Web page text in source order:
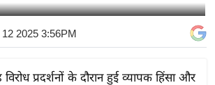
2025 3:56PM
प्रदर्शनों के दौरान हुई व्यापक हिंसा और